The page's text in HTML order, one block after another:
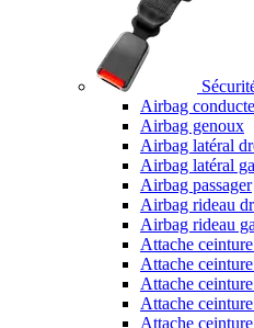
Airbag
Airbag genoux
Airbag latéral
Airbag latéral
Airbag passager
Airbag rideau
Airbag rideau
Attache
Attache
Attache
Attache
Attache